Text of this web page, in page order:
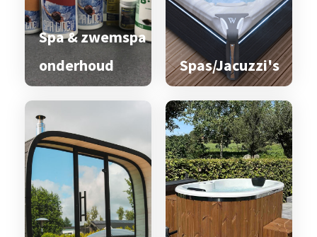
Spa & zwemspa
onderhoud
Spas/Jacuzzi's